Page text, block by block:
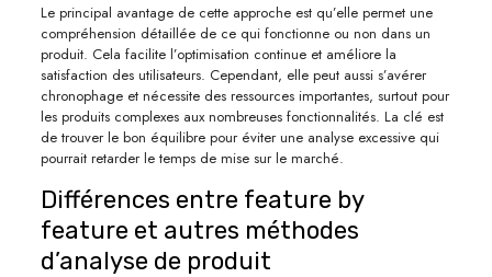
Le principal avantage de cette approche est qu’elle permet une
compréhension détaillée de ce qui fonctionne ou non dans un
produit. Cela facilite l’optimisation continue et améliore la
satisfaction des utilisateurs. Cependant, elle peut aussi s’avérer
chronophage et nécessite des ressources importantes, surtout pour
les produits complexes aux nombreuses fonctionnalités. La clé est
de trouver le bon équilibre pour éviter une analyse excessive qui
pourrait retarder le temps de mise sur le marché.
Différences entre feature by
feature et autres méthodes
d’analyse de produit